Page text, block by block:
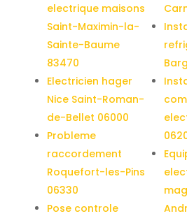
electrique maisons
Saint-Maximin-la-
Sainte-Baume
83470
Electricien hager
Nice Saint-Roman-
de-Bellet 06000
Probleme
raccordement
Roquefort-les-Pins
06330
Pose controle